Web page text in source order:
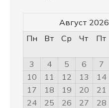
Август 2026
Пн
Вт Ср Чт Пт
3
4 5 6 7
10
11 12 13 14
17
18 19 20 21
24
25 26 27 28